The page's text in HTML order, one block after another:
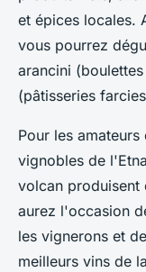
et épices locales.
vous pourrez
arancini
(pâtisseries
Pour les amateurs
vignobles de
volcan produisent
aurez l'occasion
les vignerons et
meilleurs vins de